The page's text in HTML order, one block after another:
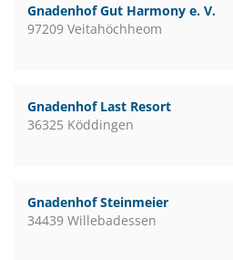
Gnadenhof Gut Harmony e. V.
97209 Veitahöchheom
Gnadenhof Last Resort
36325 Köddingen
Gnadenhof Steinmeier
34439 Willebadessen